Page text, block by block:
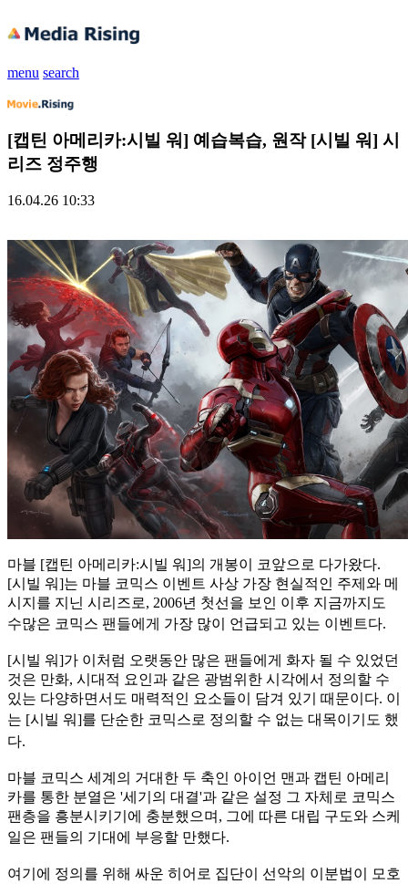
menu search
[캡틴 아메리카:시빌 워] 예습복습, 원작 [시빌 워] 시
리즈 정주행
16.04.26 10:33
마블 [캡틴 아메리카:시빌 워]의 개봉이 코앞으로 다가왔다.
[시빌 워]는 마블 코믹스 이벤트 사상 가장 현실적인 주제와 메
시지를 지닌 시리즈로, 2006년 첫선을 보인 이후 지금까지도
수많은 코믹스 팬들에게 가장 많이 언급되고 있는 이벤트다.
[시빌 워]가 이처럼 오랫동안 많은 팬들에게 화자 될 수 있었던
것은 만화, 시대적 요인과 같은 광범위한 시각에서 정의할 수
있는 다양하면서도 매력적인 요소들이 담겨 있기 때문이다. 이
는 [시빌 워]를 단순한 코믹스로 정의할 수 없는 대목이기도 했
다.
마블 코믹스 세계의 거대한 두 축인 아이언 맨과 캡틴 아메리
카를 통한 분열은 '세기의 대결'과 같은 설정 그 자체로 코믹스
팬층을 흥분시키기에 충분했으며, 그에 따른 대립 구도와 스케
일은 팬들의 기대에 부응할 만했다.
여기에 정의를 위해 싸운 히어로 집단이 선악의 이분법이 모호